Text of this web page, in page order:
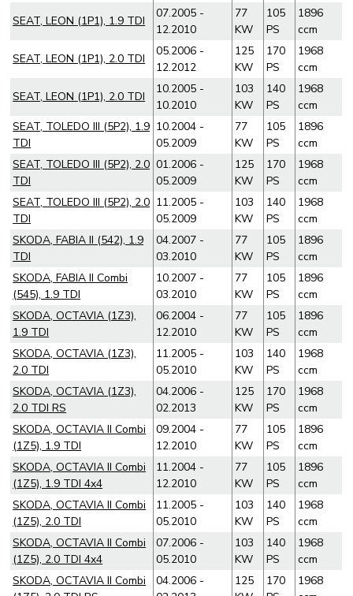
SEAT, LEON (1P1), 1.9 TDI
07.2005 -
12.2010
77
KW
105
PS
1896
ccm
SEAT, LEON (1P1), 2.0 TDI
05.2006 -
12.2012
125
KW
170
PS
1968
ccm
SEAT, LEON (1P1), 2.0 TDI
10.2005 -
10.2010
103
KW
140
PS
1968
ccm
SEAT, TOLEDO III (5P2), 1.9
TDI
10.2004 -
05.2009
77
KW
105
PS
1896
ccm
SEAT, TOLEDO III (5P2), 2.0
TDI
01.2006 -
05.2009
125
KW
170
PS
1968
ccm
SEAT, TOLEDO III (5P2), 2.0
TDI
11.2005 -
05.2009
103
KW
140
PS
1968
ccm
SKODA, FABIA II (542), 1.9
TDI
04.2007 -
03.2010
77
KW
105
PS
1896
ccm
SKODA, FABIA II Combi
(545), 1.9 TDI
10.2007 -
03.2010
77
KW
105
PS
1896
ccm
SKODA, OCTAVIA (1Z3),
1.9 TDI
06.2004 -
12.2010
77
KW
105
PS
1896
ccm
SKODA, OCTAVIA (1Z3),
2.0 TDI
11.2005 -
05.2010
103
KW
140
PS
1968
ccm
SKODA, OCTAVIA (1Z3),
2.0 TDI RS
04.2006 -
02.2013
125
KW
170
PS
1968
ccm
SKODA, OCTAVIA II Combi
(1Z5), 1.9 TDI
09.2004 -
12.2010
77
KW
105
PS
1896
ccm
SKODA, OCTAVIA II Combi
(1Z5), 1.9 TDI 4x4
11.2004 -
12.2010
77
KW
105
PS
1896
ccm
SKODA, OCTAVIA II Combi
(1Z5), 2.0 TDI
11.2005 -
05.2010
103
KW
140
PS
1968
ccm
SKODA, OCTAVIA II Combi
(1Z5), 2.0 TDI 4x4
07.2006 -
05.2010
103
KW
140
PS
1968
ccm
SKODA, OCTAVIA II Combi
04.2006 -
125
170
1968